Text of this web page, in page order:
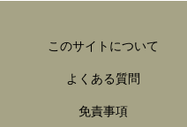
このサイトについて
よくある質問
免責事項